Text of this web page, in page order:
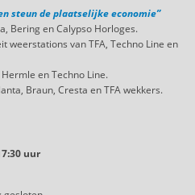
steun de plaatselijke economie”
Bering en Calypso Horloges.
weerstations van TFA, Techno Line en
en Techno Line.
Braun, Cresta en TFA wekkers.
uur